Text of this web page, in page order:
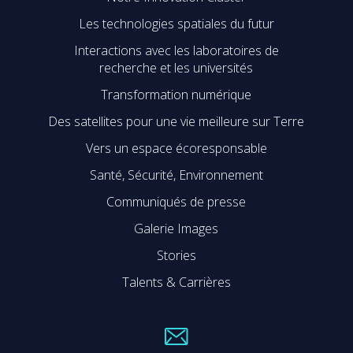
Les technologies spatiales du futur
Interactions avec les laboratoires de
recherche et les universités
Transformation numérique
Des satellites pour une vie meilleure sur Terre
Vers un espace écoresponsable
Santé, Sécurité, Environnement
Communiqués de presse
Galerie Images
Stories
Talents & Carrières